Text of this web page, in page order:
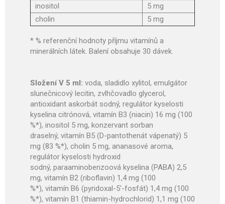
inositol
5 mg
cholin
5 mg
* % referenční hodnoty příjmu vitamínů a
minerálních látek. Balení obsahuje 30 dávek.
Složení V 5 ml: voda, sladidlo xylitol, emulgátor
slunečnicový lecitin, zvlhčovadlo glycerol,
antioxidant askorbát sodný, regulátor kyselosti
kyselina citrónová, vitamín B3 (niacin) 16 mg (100
%*), inositol 5 mg, konzervant sorban
draselný, vitamín B5 (D-pantothenát vápenatý) 5
mg (83 %*), cholin 5 mg, ananasové aroma,
regulátor kyselosti hydroxid
sodný, paraaminobenzoová kyselina (PABA) 2,5
mg, vitamín B2 (riboflavin) 1,4 mg (100
%*), vitamín B6 (pyridoxal-5'-fosfát) 1,4 mg (100
%*), vitamín B1 (thiamin-hydrochlorid) 1,1 mg (100